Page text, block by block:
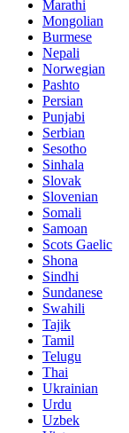
Marathi
Mongolian
Burmese
Nepali
Norwegian
Pashto
Persian
Punjabi
Serbian
Sesotho
Sinhala
Slovak
Slovenian
Somali
Samoan
Scots Gaelic
Shona
Sindhi
Sundanese
Swahili
Tajik
Tamil
Telugu
Thai
Ukrainian
Urdu
Uzbek